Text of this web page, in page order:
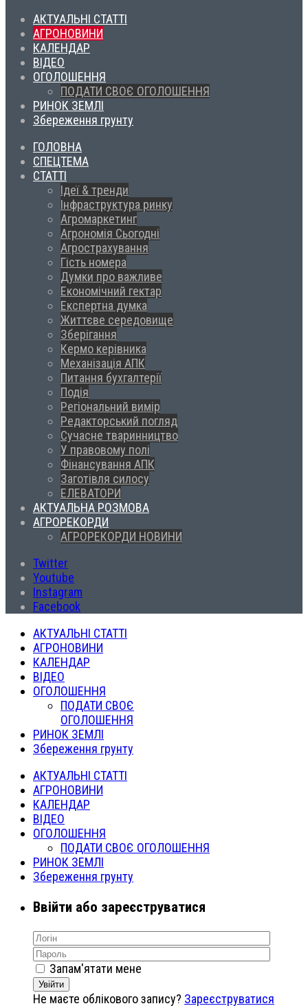
АКТУАЛЬНІ СТАТТІ
АГРОНОВИНИ
КАЛЕНДАР
ВІДЕО
ОГОЛОШЕННЯ
ПОДАТИ СВОЄ ОГОЛОШЕННЯ
РИНОК ЗЕМЛІ
Збереження грунту
ГОЛОВНА
СПЕЦТЕМА
СТАТТІ
Ідеї & тренди
Інфраструктура ринку
Агромаркетинг
Агрономія Сьогодні
Агрострахування
Гість номера
Думки про важливе
Економічний гектар
Експертна думка
Життєве середовище
Зберігання
Кермо керівника
Механізація АПК
Питання бухгалтерії
Подія
Регіональний вимір
Редакторський погляд
Сучасне тваринництво
У правовому полі
Фінансування АПК
Заготівля силосу
ЕЛЕВАТОРИ
АКТУАЛЬНА РОЗМОВА
АГРОРЕКОРДИ
АГРОРЕКОРДИ НОВИНИ
Twitter
Youtube
Instagram
Facebook
АКТУАЛЬНІ СТАТТІ
АГРОНОВИНИ
КАЛЕНДАР
ВІДЕО
ОГОЛОШЕННЯ
ПОДАТИ СВОЄ
ОГОЛОШЕННЯ
РИНОК ЗЕМЛІ
Збереження грунту
АКТУАЛЬНІ СТАТТІ
АГРОНОВИНИ
КАЛЕНДАР
ВІДЕО
ОГОЛОШЕННЯ
ПОДАТИ СВОЄ ОГОЛОШЕННЯ
РИНОК ЗЕМЛІ
Збереження грунту
Ввійти або зареєструватися
Запам'ятати мене
Увійти
Не маєте облікового запису? Зареєструватися